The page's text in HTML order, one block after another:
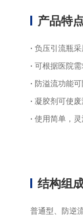
产品特
· 负压引流瓶
· 可根据医院
· 防溢流功能
· 凝胶剂可使
· 使用简单，
结构组
普通型、防逆